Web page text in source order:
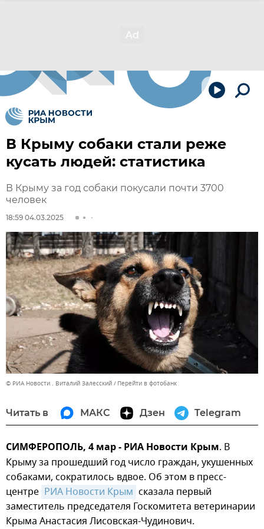
В Крыму собаки стали реже
кусать людей: статистика
В Крыму за год собаки покусали почти 3700
человек
18:59 04.03.2025
© РИА Новости . Виталий Залесский Перейти в фотобанк
Читать в МАКС Дзен Telegram
СИМФЕРОПОЛЬ, 4 мар - РИА Новости Крым. В
Крыму за прошедший год число граждан, укушенных
собаками, сократилось вдвое. Об этом в пресс-
центре РИА Новости Крым сказала первый
заместитель председателя Госкомитета ветеринарии
Крыма Анастасия Лисовская-Чудинович.